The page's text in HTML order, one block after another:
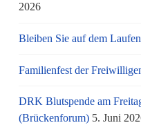
2026
Bleiben Sie auf dem
Familienfest der
DRK Blutspende am
(Brückenforum) 5. Juni